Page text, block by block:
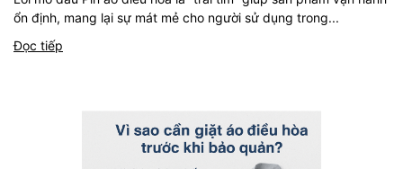
ổn định, mang lại sự mát mẻ cho người sử dụng trong...
Đọc tiếp